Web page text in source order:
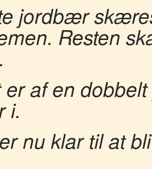
jordbær
Resten
er af en
i.
nu klar til at